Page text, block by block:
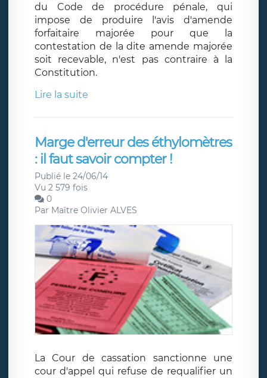
du Code de procédure pénale, qui
impose de produire l'avis d'amende
forfaitaire majorée pour que la
contestation de la dite amende majorée
soit recevable, n'est pas contraire à la
Constitution.
Lire la suite
Marge d'erreur des éthylomètres
: il faut savoir compter !
Publié le 24/06/14
Vu 2 579 fois
0
Par Maître Olivier ALVES
La Cour de cassation sanctionne une
cour d'appel qui refuse de requalifier un